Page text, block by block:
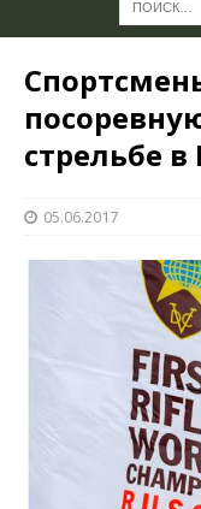
стрельбе
05.06.2017